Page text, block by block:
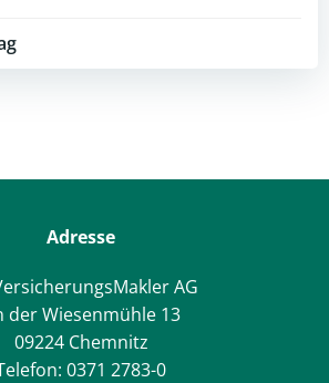
Adresse
AG
der Wiesenmühle 13
09224 Chemnitz
0371 2783-0